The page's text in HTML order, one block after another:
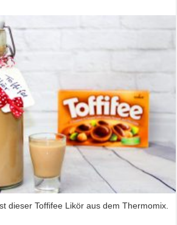
dieser Toffifee Likör aus dem Thermomix.